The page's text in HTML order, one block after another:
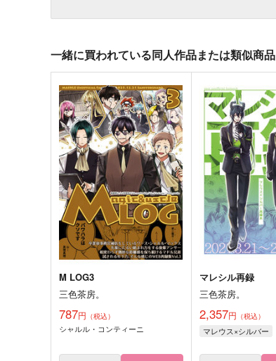
一緒に買われている同人作品または類似商品
M LOG3
三色茶房。
787円 （税込）
シャルル・コンティーニ
マレシル再録
三色茶房。
2,357円 （税込）
マレウス×シルバー